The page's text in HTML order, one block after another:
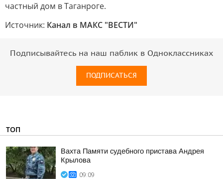
частный дом в Таганроге.
Источник: Канал в МАКС "ВЕСТИ"
Подписывайтесь на наш паблик в Одноклассниках
ПОДПИСАТЬСЯ
ТОП
Вахта Памяти судебного пристава Андрея
Крылова
09:09